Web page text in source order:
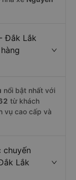
Đắk Lắk
nổi bật nhất với
từ khách
vụ cao cấp và
Lắk